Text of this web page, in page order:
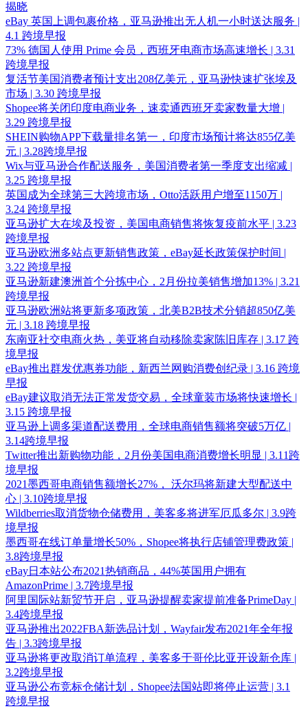
揭晓
eBay 英国上调包裹价格，亚马逊推出无人机一小时送达服务 |
4.1 跨境早报
73% 德国人使用 Prime 会员，西班牙电商市场高速增长 | 3.31
跨境早报
复活节美国消费者预计支出208亿美元，亚马逊快速扩张埃及
市场 | 3.30 跨境早报
Shopee将关闭印度电商业务，速卖通西班牙卖家数量大增 |
3.29 跨境早报
SHEIN购物APP下载量排名第一，印度市场预计将达855亿美
元 | 3.28跨境早报
Wix与亚马逊合作配送服务，美国消费者第一季度支出缩减 |
3.25 跨境早报
英国成为全球第三大跨境市场，Otto活跃用户增至1150万 |
3.24 跨境早报
亚马逊扩大在埃及投资，美国电商销售将恢复疫前水平 | 3.23
跨境早报
亚马逊欧洲多站点更新销售政策，eBay延长政策保护时间 |
3.22 跨境早报
亚马逊新建澳洲首个分拣中心，2月份拉美销售增加13% | 3.21
跨境早报
亚马逊欧洲站将更新多项政策，北美B2B技术分销超850亿美
元 | 3.18 跨境早报
东南亚社交电商火热，美亚将自动移除卖家陈旧库存 | 3.17 跨
境早报
eBay推出群发优惠券功能，新西兰网购消费创纪录 | 3.16 跨境
早报
eBay建议取消无法正常发货交易，全球童装市场将快速增长 |
3.15 跨境早报
亚马逊上调多渠道配送费用，全球电商销售额将突破5万亿 |
3.14跨境早报
Twitter推出新购物功能，2月份美国电商消费增长明显 | 3.11跨
境早报
2021墨西哥电商销售额增长27%， 沃尔玛将新建大型配送中
心 | 3.10跨境早报
Wildberries取消货物仓储费用，美客多将进军厄瓜多尔 | 3.9跨
境早报
墨西哥在线订单量增长50%，Shopee将执行店铺管理费政策 |
3.8跨境早报
eBay日本站公布2021热销商品，44%英国用户拥有
AmazonPrime | 3.7跨境早报
阿里国际站新贸节开启，亚马逊提醒卖家提前准备PrimeDay |
3.4跨境早报
亚马逊推出2022FBA新选品计划，Wayfair发布2021年全年报
告 | 3.3跨境早报
亚马逊将更改取消订单流程，美客多于哥伦比亚开设新仓库 |
3.2跨境早报
亚马逊公布竞标仓储计划，Shopee法国站即将停止运营 | 3.1
跨境早报